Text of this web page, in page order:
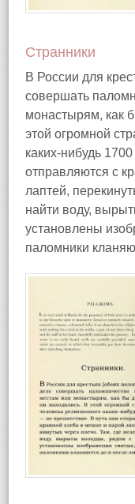
Странники
В России для
совершать
монастырям, как
этой огромной
каких-нибудь
отправляются с
лаптей,
найти воду,
установлены
паломники